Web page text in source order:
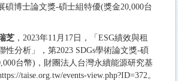
碩博士論文獎-碩士組特優(獎金20,000台
芝 ，2023年11月17日，「ESG績效與租
性分析」，第2023 SDGs學術論文獎-碩
台幣)，財團法人台灣永續能源研究基
taise.org.tw/events-view.php?ID=372。